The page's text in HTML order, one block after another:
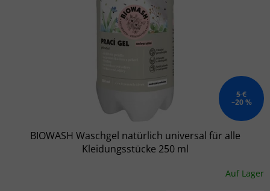
5 €
–20 %
BIOWASH Waschgel natürlich universal für alle
Kleidungsstücke 250 ml
Auf Lager